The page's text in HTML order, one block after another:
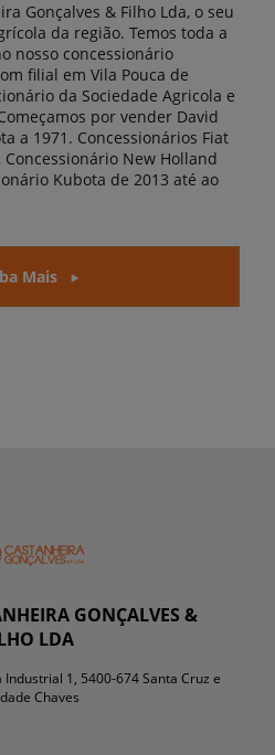
Gonçalves & Filho Lda, o seu
da região. Temos toda a
nosso concessionário
filial em Vila Pouca de
da Sociedade Agricola e
por vender David
a 1971. Concessionários Fiat
Concessionário New Holland
Kubota de 2013 até ao
Mais
GONÇALVES &
LDA
Industrial 1, 5400-674 Santa Cruz e
Chaves